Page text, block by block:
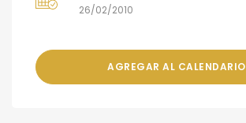
26/02/2010
AGREGAR AL CALENDARIO